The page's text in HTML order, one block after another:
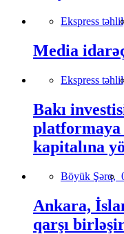
Ekspress
Media
Ekspress
Bakı
kapitalına
Böyük Şərq,
Ankara,
qarşı